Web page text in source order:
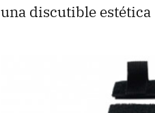
una discutible estética